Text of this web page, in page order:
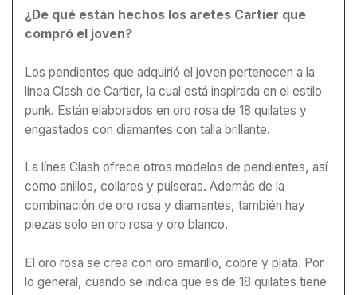
¿De qué están hechos los aretes Cartier que
compró el joven?
Los pendientes que adquirió el joven pertenecen a la
línea Clash de Cartier, la cual está inspirada en el estilo
punk. Están elaborados en oro rosa de 18 quilates y
engastados con diamantes con talla brillante.
La línea Clash ofrece otros modelos de pendientes, así
como anillos, collares y pulseras. Además de la
combinación de oro rosa y diamantes, también hay
piezas solo en oro rosa y oro blanco.
El oro rosa se crea con oro amarillo, cobre y plata. Por
lo general, cuando se indica que es de 18 quilates tiene